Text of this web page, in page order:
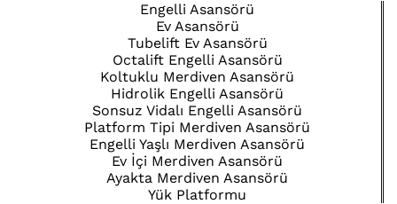
Engelli Asansörü
Ev Asansörü
Tubelift Ev Asansörü
Octalift Engelli Asansörü
Koltuklu Merdiven Asansörü
Hidrolik Engelli Asansörü
Sonsuz Vidalı Engelli Asansörü
Platform Tipi Merdiven Asansörü
Engelli Yaşlı Merdiven Asansörü
Ev İçi Merdiven Asansörü
Ayakta Merdiven Asansörü
Yük Platformu